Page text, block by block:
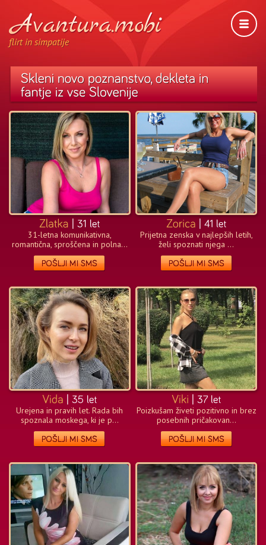
flirt in simpatije
31-letna komunikativna,
romantična, sproščena in polna...
Prijetna zenska v najlepših letih,
želi spoznati njega ...
Urejena in pravih let. Rada bih
spoznala moskega, ki je p...
Poizkušam živeti pozitivno in brez
posebnih pričakovan...